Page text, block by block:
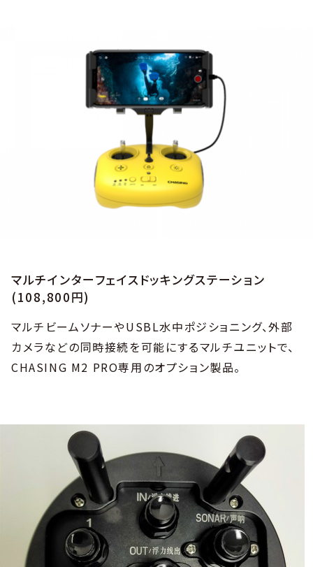
マルチインターフェイスドッキングステーション
(108,800円)
マルチビームソナーやUSBL水中ポジショニング、外部
カメラなどの同時接続を可能にするマルチユニットで、
CHASING M2 PRO専用のオプション製品。